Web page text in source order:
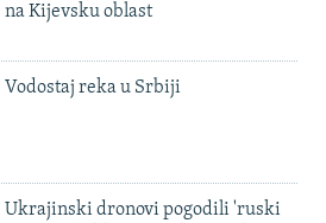
na Kijevsku oblast
Vodostaj reka u Srbiji
Ukrajinski dronovi pogodili 'ruski